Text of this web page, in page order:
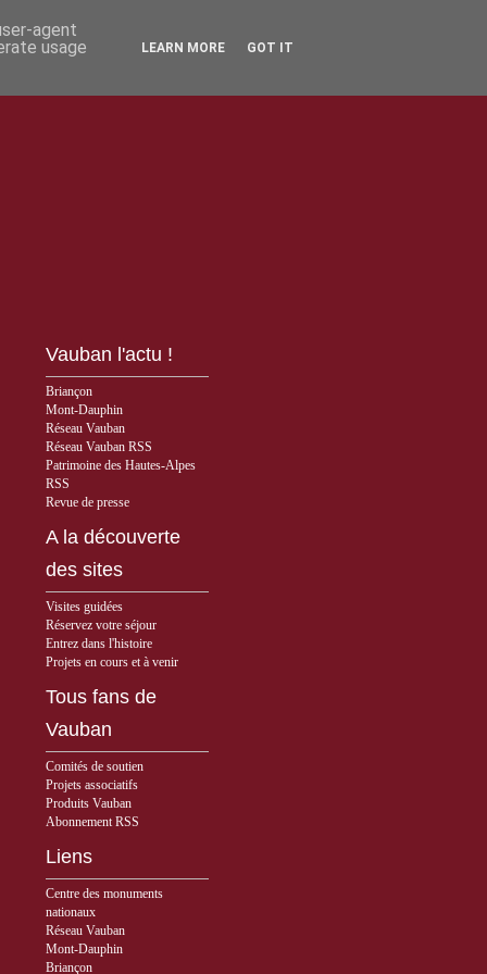
Vauban l'actu !
Briançon
Mont-Dauphin
Réseau Vauban
Réseau Vauban RSS
Patrimoine des Hautes-Alpes
RSS
Revue de presse
A la découverte
des sites
Visites guidées
Réservez votre séjour
Entrez dans l'histoire
Projets en cours et à venir
Tous fans de
Vauban
Comités de soutien
Projets associatifs
Produits Vauban
Abonnement RSS
Liens
Centre des monuments
nationaux
Réseau Vauban
Mont-Dauphin
Briançon
agent
usage
LEARN MORE GOT IT